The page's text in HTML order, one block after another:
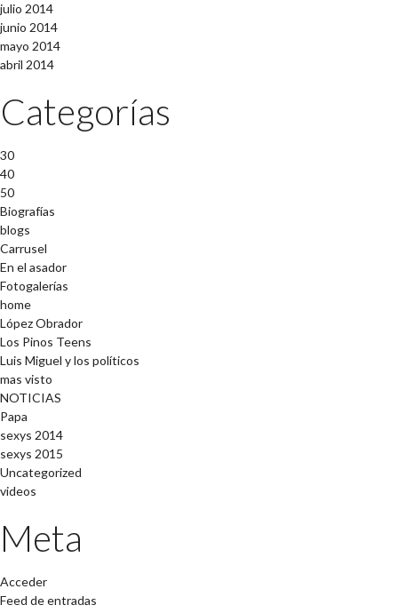
julio 2014
junio 2014
mayo 2014
abril 2014
Categorías
30
40
50
Biografías
blogs
Carrusel
En el asador
Fotogalerías
home
López Obrador
Los Pinos Teens
Luis Miguel y los políticos
mas visto
NOTICIAS
Papa
sexys 2014
sexys 2015
Uncategorized
videos
Meta
Acceder
Feed de entradas